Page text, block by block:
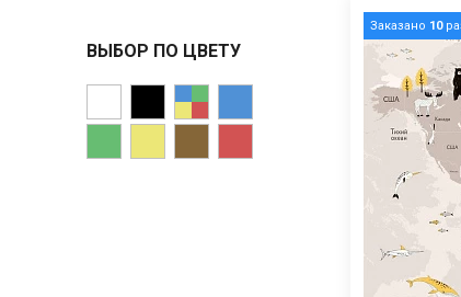
ВЫБОР ПО ЦВЕТУ
Заказано 10